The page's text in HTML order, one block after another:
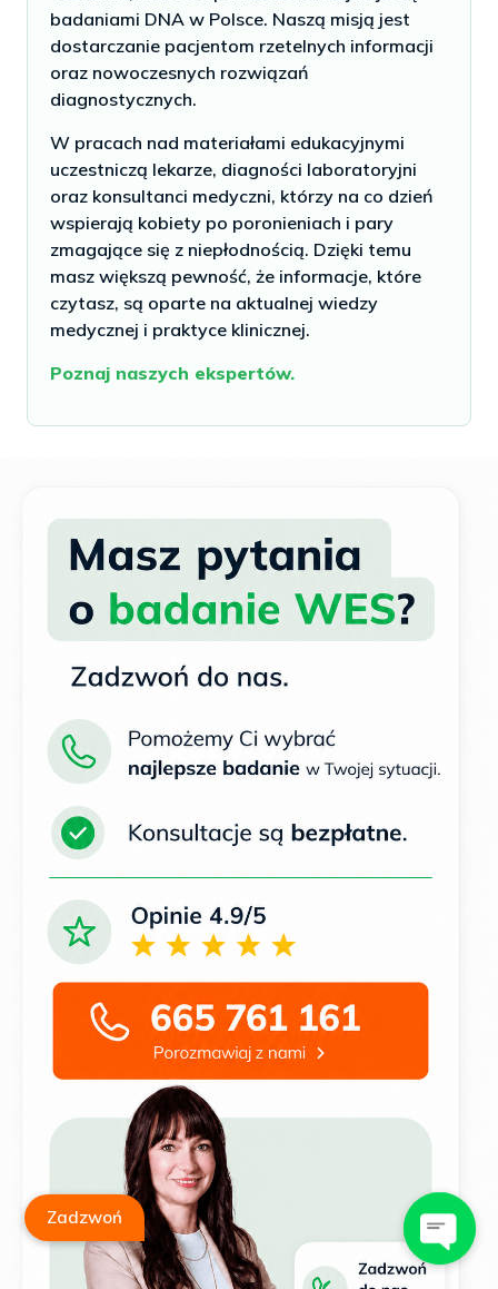
badaniami DNA w Polsce. Naszą misją jest
dostarczanie pacjentom rzetelnych informacji
oraz nowoczesnych rozwiązań
diagnostycznych.
W pracach nad materiałami edukacyjnymi
uczestniczą lekarze, diagności laboratoryjni
oraz konsultanci medyczni, którzy na co dzień
wspierają kobiety po poronieniach i pary
zmagające się z niepłodnością. Dzięki temu
masz większą pewność, że informacje, które
czytasz, są oparte na aktualnej wiedzy
medycznej i praktyce klinicznej.
Poznaj naszych ekspertów.
Zadzwoń